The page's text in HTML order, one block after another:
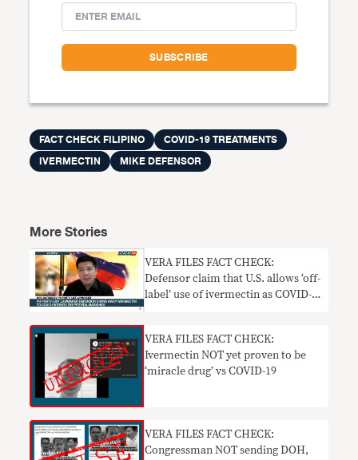
FACT CHECK FILIPINO
COVID-19 TREATMENTS
IVERMECTIN
MIKE DEFENSOR
More Stories
VERA FILES FACT CHECK:
Defensor claim that U.S. allows ‘off-
label’ use of ivermectin as COVID-
VERA FILES FACT CHECK:
Ivermectin NOT yet proven to be
‘miracle drug’ vs COVID-19
VERA FILES FACT CHECK:
Congressman NOT sending DOH,